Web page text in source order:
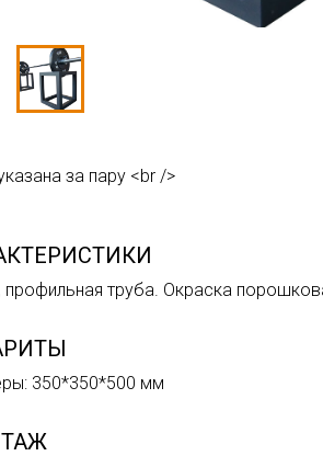
за пару <br />
профильная труба. Окраска
350*350*500 мм